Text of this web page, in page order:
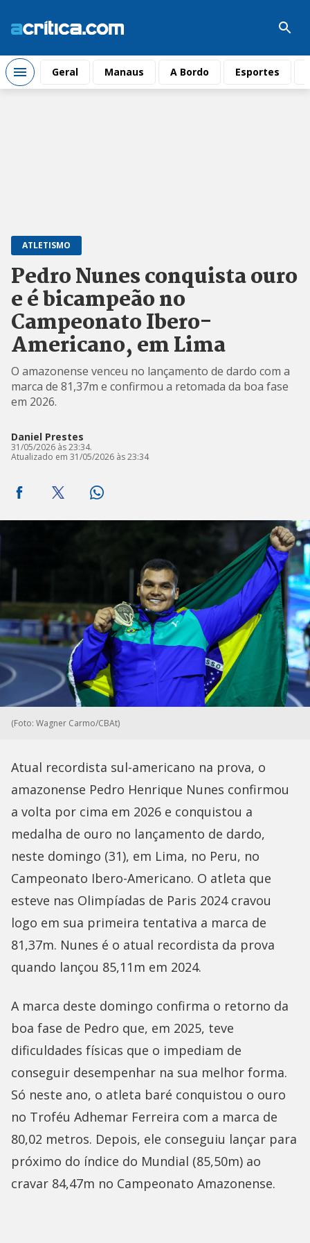
Geral Manaus A Bordo Esportes
ATLETISMO
Pedro Nunes conquista ouro
e é bicampeão no
Campeonato Ibero-
Americano, em Lima
O amazonense venceu no lançamento de dardo com a
marca de 81,37m e confirmou a retomada da boa fase
em 2026.
Daniel Prestes
31/05/2026 às 23:34.
Atualizado em 31/05/2026 às 23:34
(Foto: Wagner Carmo/CBAt)
Atual recordista sul-americano na prova, o
amazonense Pedro Henrique Nunes confirmou
a volta por cima em 2026 e conquistou a
medalha de ouro no lançamento de dardo,
neste domingo (31), em Lima, no Peru, no
Campeonato Ibero-Americano. O atleta que
esteve nas Olimpíadas de Paris 2024 cravou
logo em sua primeira tentativa a marca de
81,37m. Nunes é o atual recordista da prova
quando lançou 85,11m em 2024.
A marca deste domingo confirma o retorno da
boa fase de Pedro que, em 2025, teve
dificuldades físicas que o impediam de
conseguir desempenhar na sua melhor forma.
Só neste ano, o atleta baré conquistou o ouro
no Troféu Adhemar Ferreira com a marca de
80,02 metros. Depois, ele conseguiu lançar para
próximo do índice do Mundial (85,50m) ao
cravar 84,47m no Campeonato Amazonense.